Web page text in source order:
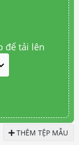
để tải lên
THÊM TỆP MẪU